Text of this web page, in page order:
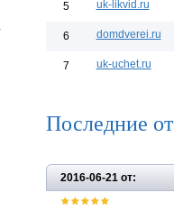
5 uk-likvid.ru
6 domdverei.ru
7 uk-uchet.ru
Последние
2016-06-21 от: